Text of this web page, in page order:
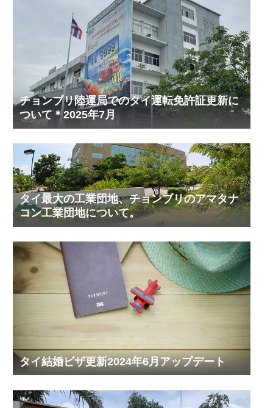
チョンブリ陸運局でのタイ運転免許証更新に
ついて＊2025年7月
タイ最大の工業団地、チョンブリのアマタナ
コン工業団地について。
タイ結婚ビザ更新2024年6月アップデート